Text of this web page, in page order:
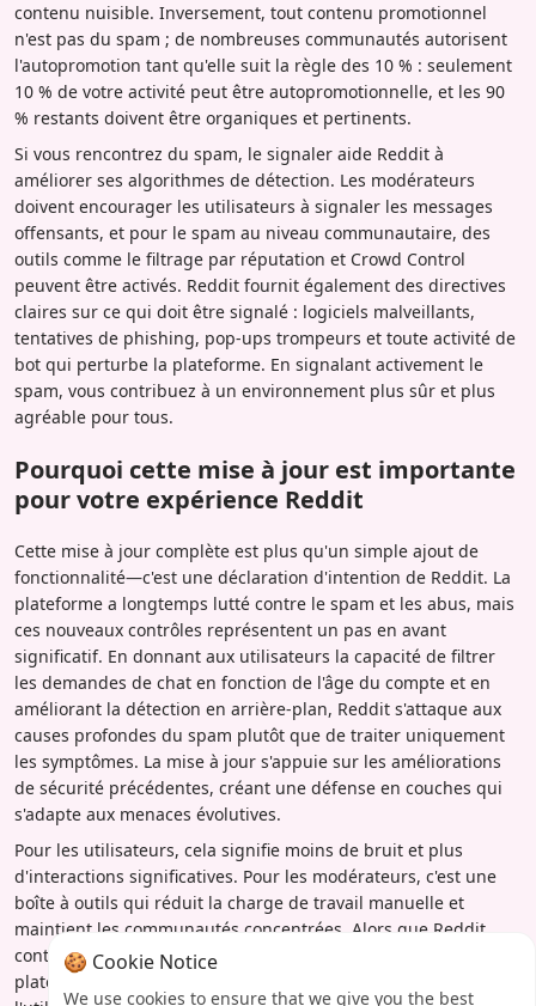
contenu nuisible. Inversement, tout contenu promotionnel
n'est pas du spam ; de nombreuses communautés autorisent
l'autopromotion tant qu'elle suit la règle des 10 % : seulement
10 % de votre activité peut être autopromotionnelle, et les 90
% restants doivent être organiques et pertinents.
Si vous rencontrez du spam, le signaler aide Reddit à
améliorer ses algorithmes de détection. Les modérateurs
doivent encourager les utilisateurs à signaler les messages
offensants, et pour le spam au niveau communautaire, des
outils comme le filtrage par réputation et Crowd Control
peuvent être activés. Reddit fournit également des directives
claires sur ce qui doit être signalé : logiciels malveillants,
tentatives de phishing, pop-ups trompeurs et toute activité de
bot qui perturbe la plateforme. En signalant activement le
spam, vous contribuez à un environnement plus sûr et plus
agréable pour tous.
Pourquoi cette mise à jour est importante
pour votre expérience Reddit
Cette mise à jour complète est plus qu'un simple ajout de
fonctionnalité—c'est une déclaration d'intention de Reddit. La
plateforme a longtemps lutté contre le spam et les abus, mais
ces nouveaux contrôles représentent un pas en avant
significatif. En donnant aux utilisateurs la capacité de filtrer
les demandes de chat en fonction de l'âge du compte et en
améliorant la détection en arrière-plan, Reddit s'attaque aux
causes profondes du spam plutôt que de traiter uniquement
les symptômes. La mise à jour s'appuie sur les améliorations
de sécurité précédentes, créant une défense en couches qui
s'adapte aux menaces évolutives.
Pour les utilisateurs, cela signifie moins de bruit et plus
d'interactions significatives. Pour les modérateurs, c'est une
boîte à outils qui réduit la charge de travail manuelle et
maintient les communautés concentrées. Alors que Reddit
continue d'affiner ces fonctionnalités, l'évolution de la
plateforme vers un espace plus sûr et plus centré sur
🍪 Cookie Notice
We use cookies to ensure that we give you the best